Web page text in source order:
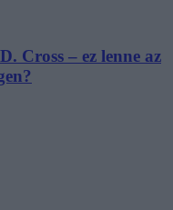
Cross – ez lenne az